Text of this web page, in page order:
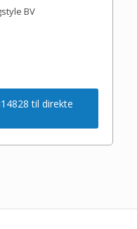
BV
til direkte